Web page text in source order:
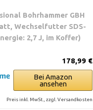
Bohrhammer GBH
Wechselfutter SDS-
2,7 J, im Koffer)
178,99 €
Bei Amazon
ansehen
Preis inkl. MwSt., zzgl. Versandkosten